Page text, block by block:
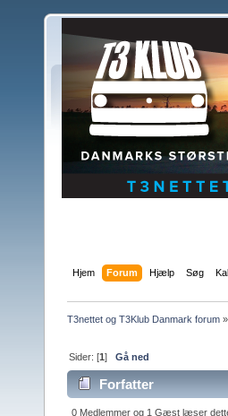
Hjem Forum Hjælp Søg
T3nettet og T3Klub Danmark forum »
Sider: [1]Gå ned
Forfatter
0 Medlemmer og 1 Gæst læser